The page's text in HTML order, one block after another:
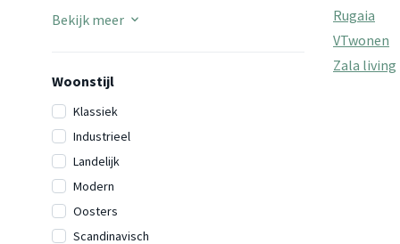
Bekijk meer
Woonstijl
Klassiek
Industrieel
Landelijk
Modern
Oosters
Scandinavisch
Rugaia
VTwonen
Zala living